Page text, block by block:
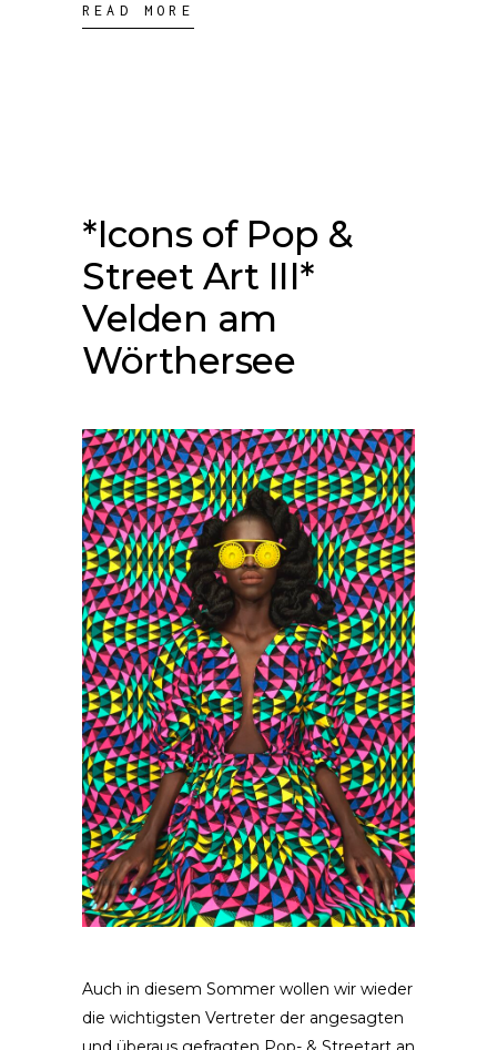
READ MORE
*Icons of Pop &
Street Art III*
Velden am
Wörthersee
Auch in diesem Sommer wollen wir wieder
die wichtigsten Vertreter der angesagten